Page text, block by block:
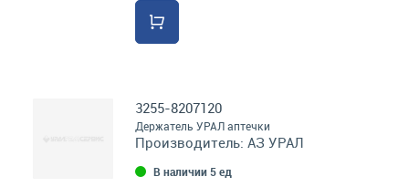
3255-8207120
Держатель УРАЛ аптечки
Производитель: АЗ УРАЛ
В наличии 5 ед